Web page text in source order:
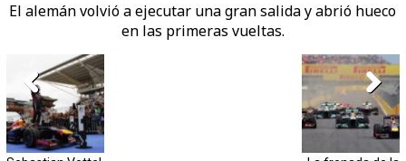
El alemán volvió a ejecutar una gran salida y abrió hueco
en las primeras vueltas.